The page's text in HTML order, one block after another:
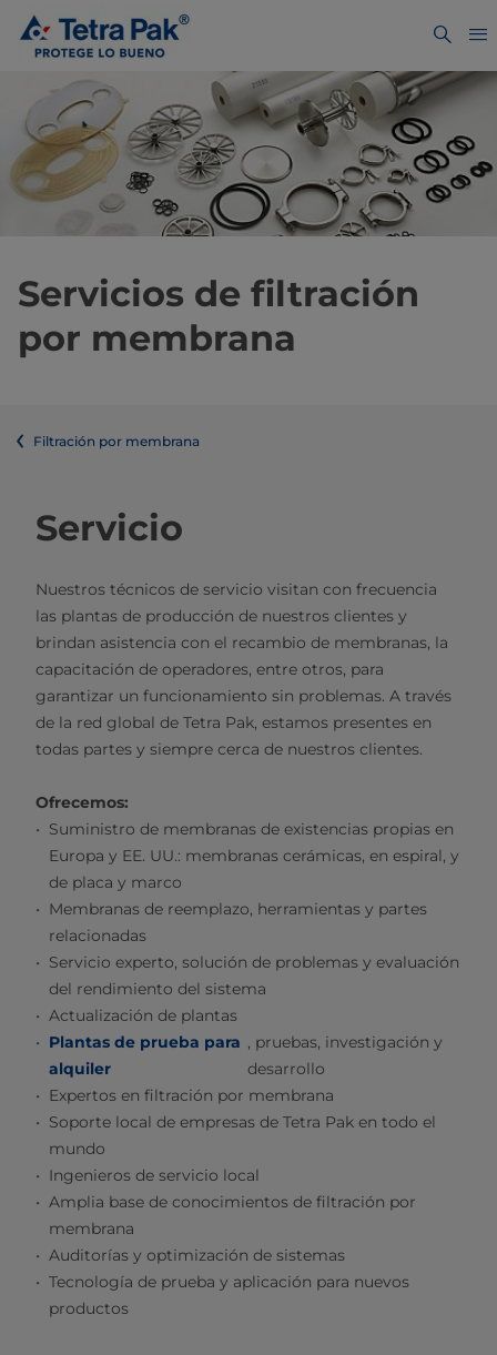
Servicios de filtración
por membrana
Filtración por membrana
Servicio
Nuestros técnicos de servicio visitan con frecuencia
las plantas de producción de nuestros clientes y
brindan asistencia con el recambio de membranas, la
capacitación de operadores, entre otros, para
garantizar un funcionamiento sin problemas. A través
de la red global de Tetra Pak, estamos presentes en
todas partes y siempre cerca de nuestros clientes.​
Ofrecemos:
Suministro de membranas de existencias propias en
Europa y EE. UU.: membranas cerámicas, en espiral, y
de placa y marco
Membranas de reemplazo, herramientas y partes
relacionadas
Servicio experto, solución de problemas y evaluación
del rendimiento del sistema
Actualización de plantas
Plantas de prueba para
alquiler​
, pruebas, investigación y
desarrollo
Expertos en filtración por membrana
Soporte local de empresas de Tetra Pak en todo el
mundo
Ingenieros de servicio local
Amplia base de conocimientos de filtración por
membrana
Auditorías y optimización de sistemas
Tecnología de prueba y aplicación para nuevos
productos